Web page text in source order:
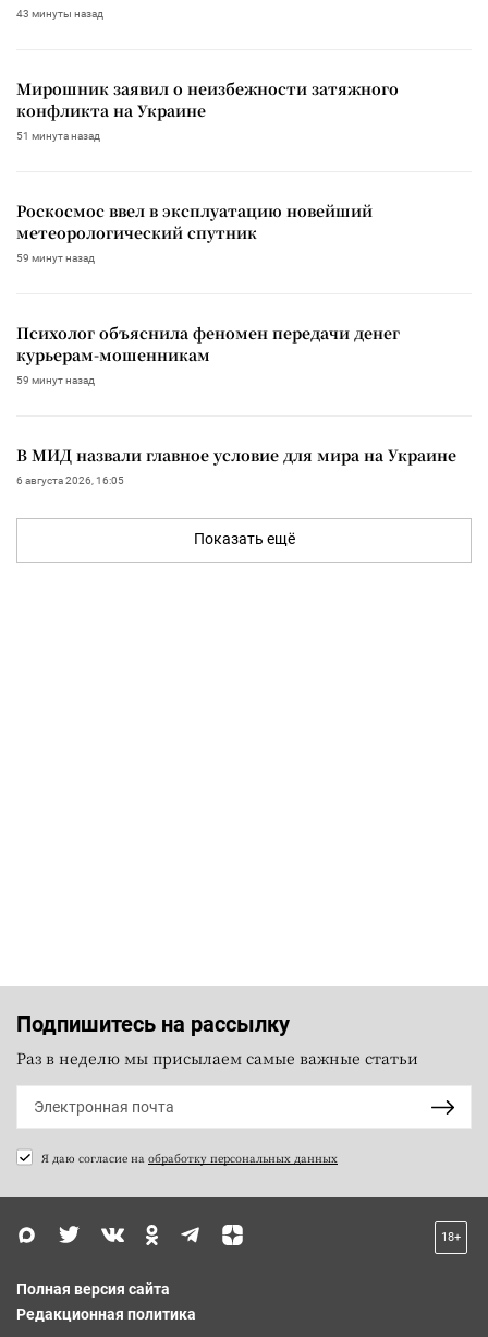
43 минуты назад
Мирошник заявил о неизбежности затяжного
конфликта на Украине
51 минута назад
Роскосмос ввел в эксплуатацию новейший
метеорологический спутник
59 минут назад
Психолог объяснила феномен передачи денег
курьерам-мошенникам
59 минут назад
В МИД назвали главное условие для мира на Украине
6 августа 2026, 16:05
Показать ещё
Подпишитесь на рассылку
Раз в неделю мы присылаем самые важные статьи
Я даю согласие на обработку персональных данных
18+
Полная версия сайта
Редакционная политика